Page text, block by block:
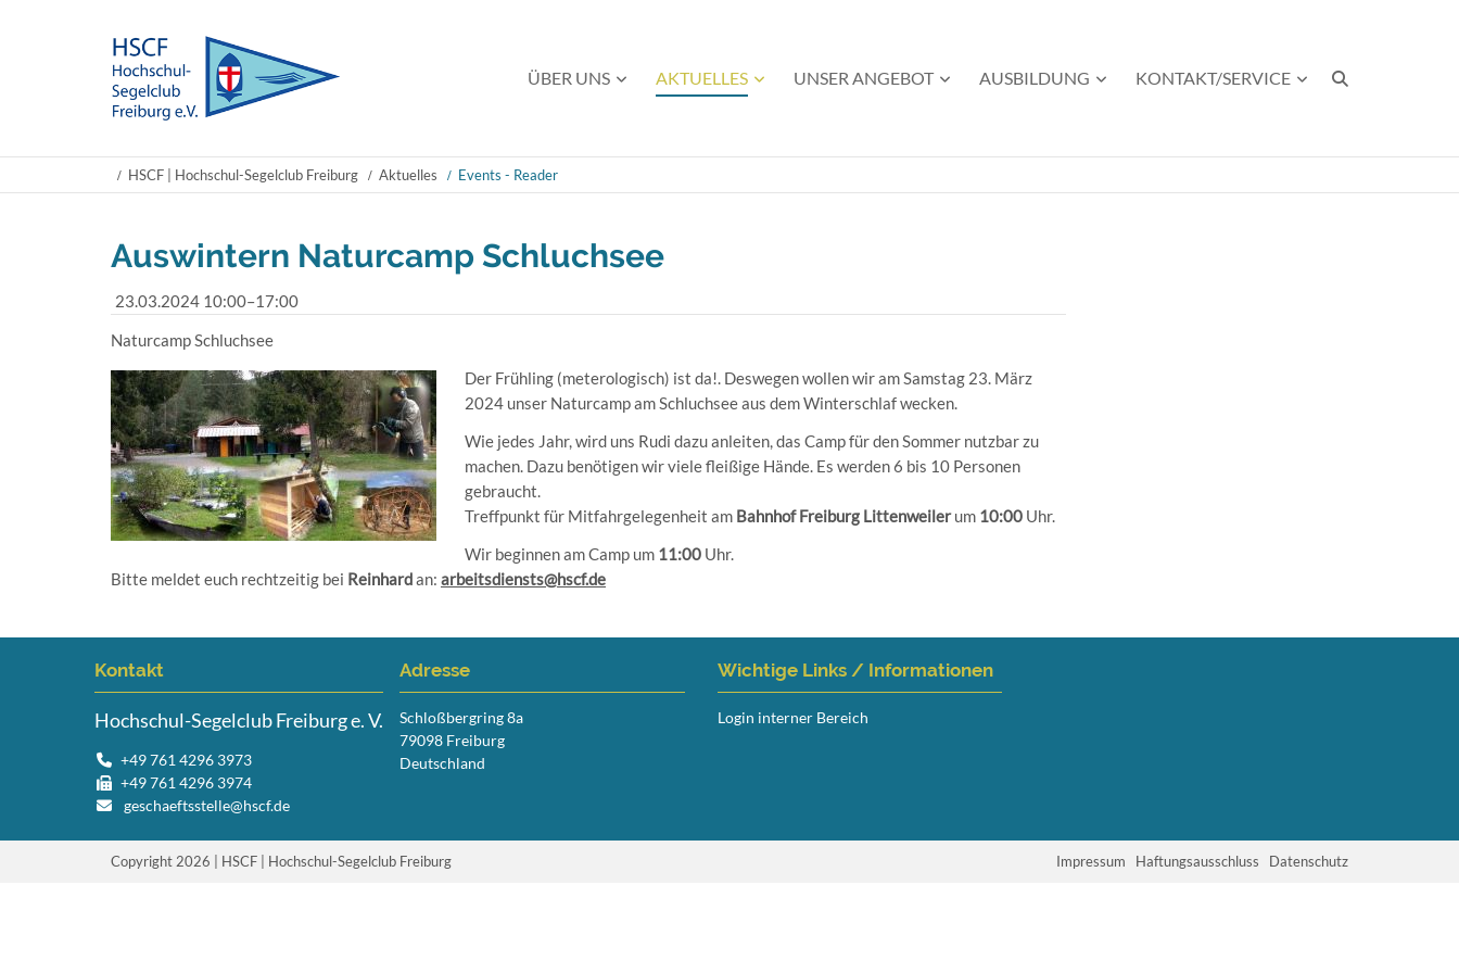
Navigation
ÜBER UNS AKTUELLES UNSER ANGEBOT AUSBILDUNG KONTAKT/SERVICE
HSCF | Hochschul-Segelclub Freiburg Aktuelles Events - Reader
Auswintern Naturcamp Schluchsee
23.03.2024 10:00–17:00
Naturcamp Schluchsee
Der Frühling (meterologisch) ist da!. Deswegen wollen wir am Samstag 23. März
2024 unser Naturcamp am Schluchsee aus dem Winterschlaf wecken.
Wie jedes Jahr, wird uns Rudi dazu anleiten, das Camp für den Sommer nutzbar zu
machen. Dazu benötigen wir viele fleißige Hände. Es werden 6 bis 10 Personen
gebraucht.
Treffpunkt für Mitfahrgelegenheit am Bahnhof Freiburg Littenweilerum 10:00 Uhr.
Wir beginnen am Camp um 11:00 Uhr.
Bitte meldet euch rechtzeitig bei Reinhardan: arbeitsdiensts@hscf.de
Kontakt
Hochschul-Segelclub Freiburg e. V.
+49 761 4296 3973
+49 761 4296 3974
geschaeftsstelle@hscf.de
Adresse
Schloßbergring 8a
79098 Freiburg
Deutschland
Wichtige Links / Informationen
Login interner Bereich
Copyright 2026 | HSCF | Hochschul-Segelclub Freiburg Impressum Haftungsausschluss Datenschutz